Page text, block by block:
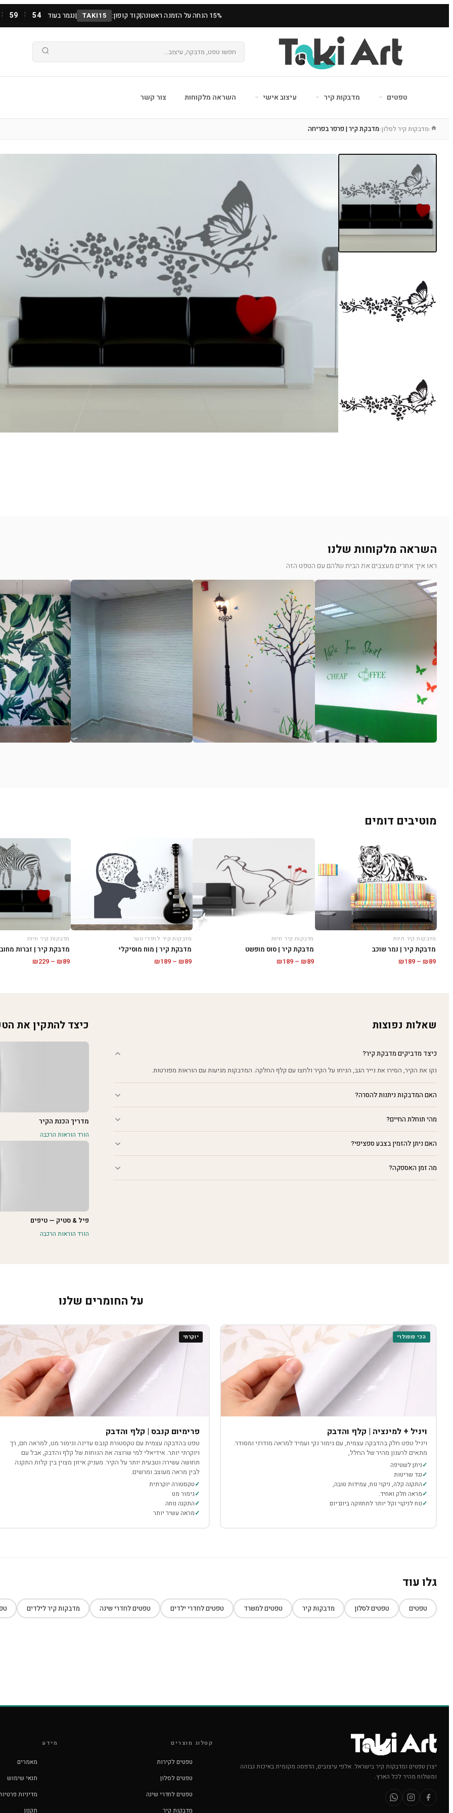
15% הנחה על הזמנה ראשונה |קוד קופון: TAKI15
|נגמר בעוד : 59 : 54
טפטים מדבקות קיר עיצוב אישי השראה מלקוחות צור קשר
›מדבקות קיר לסלון›מדבקת קיר | פרפר בפריחה
השראה מלקוחות שלנו
ראו איך אחרים מעצבים את הבית שלהם עם הטפט הזה
מוטיבים דומים
מדבקות קיר חיות
מדבקת קיר | נמר שוכב
₪89
–
₪189
מדבקות קיר חיות
מדבקת קיר | סוס מופשט
₪89
–
₪189
מדבקות קיר לחדרי נוער
מדבקת קיר | מוח מוסיקלי
₪89
–
₪189
טווח
מדבקות קיר חיות
מדבקת קיר | זברות
₪89
–
₪229
שאלות נפוצות
כיצד מדביקים מדבקת קיר?
נקו את הקיר, הסירו את נייר הגב, הניחו על הקיר ולחצו עם קלף החלקה. המדבקות מגיעות עם הוראות מפורטות.
האם המדבקות ניתנות להסרה?
מהי תוחלת החיים?
האם ניתן להזמין בצבע ספציפי?
מה זמן האספקה?
כיצד להתקין את
מדריך הכנת הקיר
הורד הוראות הרכבה
פיל & סטיק — טיפים
הורד הוראות הרכבה
על החומרים שלנו
הכי פופולרי
ויניל + למינציה | קלף והדבק
ויניל טפט חלק בהדבקה עצמית, עם גימור נקי ועמיד למראה מודרני ומסודר.
מתאים לרענון מהיר של החלל,
ניתן לשטיפה
נגד שריטות
התקנה קלה, ניקוי נוח, עמידות טובה,
מראה חלק ואחיד.
נוח לניקוי וקל יותר לתחזוקה ביום־יום
יוקרתי
פרימיום קנבס | קלף והדבק
טפט בהדבקה עצמית עם טקסטורת קנבס עדינה וגימור מט, למראה חם, רך
ויוקרתי יותר. אידיאלי למי שרוצה את הנוחות של קלף והדבק, אבל עם
תחושה עשירה וטבעית יותר על הקיר. מעניק איזון מצוין בין קלות התקנה
לבין מראה מעוצב ומרשים.
טקסטורה יוקרתית
גימור מט
התקנה נוחה
מראה עשיר יותר
גלו עוד
טפטים טפטים לסלון מדבקות קיר טפטים למשרד טפטים לחדרי ילדים טפטים לחדרי שינה מדבקות קיר לילדים
יצרן טפטים ומדבקות קיר בישראל. אלפי עיצובים, הדפסה מקומית באיכות גבוהה
ומשלוח מהיר לכל הארץ.
קטלוג מוצרים
טפטים לקירות
טפטים לסלון
טפטים לחדרי שינה
מדבקות קיר
מידע
מאמרים
תנאי שימוש
מדיניות
תקנון